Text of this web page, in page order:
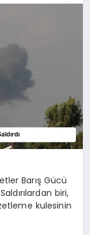
Barış Gücü
biri,
kulesinin